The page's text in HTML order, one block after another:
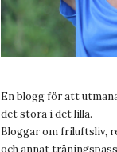
En blogg för att
det stora i det lilla.
Bloggar om friluftsliv,